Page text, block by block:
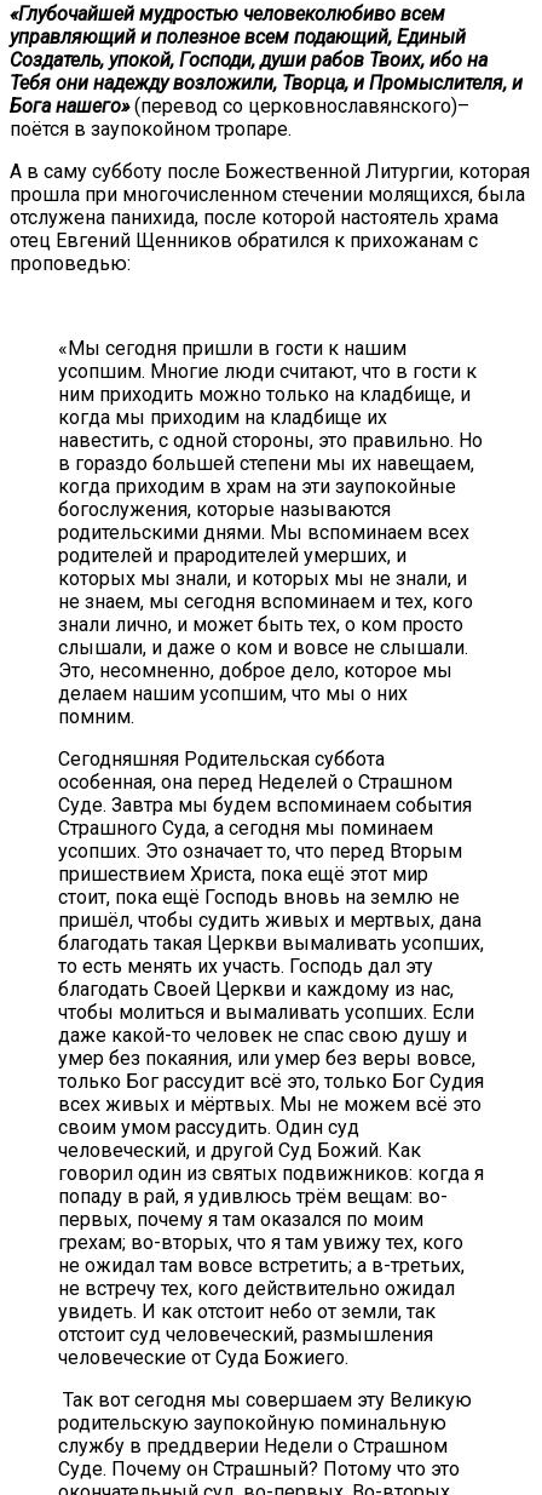
«Глубочайшей мудростью человеколюбиво всем
управляющий и полезное всем подающий, Единый
Создатель, упокой, Господи, души рабов Твоих, ибо на
Тебя они надежду возложили, Творца, и Промыслителя, и
Бога нашего»(перевод со церковнославянского)–
поётся в заупокойном тропаре.
А в саму субботу после Божественной Литургии, которая
прошла при многочисленном стечении молящихся, была
отслужена панихида, после которой настоятель храма
отец Евгений Щенников обратился к прихожанам с
проповедью:
«Мы сегодня пришли в гости к нашим
усопшим. Многие люди считают, что в гости к
ним приходить можно только на кладбище, и
когда мы приходим на кладбище их
навестить, с одной стороны, это правильно. Но
в гораздо большей степени мы их навещаем,
когда приходим в храм на эти заупокойные
богослужения, которые называются
родительскими днями. Мы вспоминаем всех
родителей и прародителей умерших, и
которых мы знали, и которых мы не знали, и
не знаем, мы сегодня вспоминаем и тех, кого
знали лично, и может быть тех, о ком просто
слышали, и даже о ком и вовсе не слышали.
Это, несомненно, доброе дело, которое мы
делаем нашим усопшим, что мы о них
помним.
Сегодняшняя Родительская суббота
особенная, она перед Неделей о Страшном
Суде. Завтра мы будем вспоминаем события
Страшного Суда, а сегодня мы поминаем
усопших. Это означает то, что перед Вторым
пришествием Христа, пока ещё этот мир
стоит, пока ещё Господь вновь на землю не
пришёл, чтобы судить живых и мертвых, дана
благодать такая Церкви вымаливать усопших,
то есть менять их участь. Господь дал эту
благодать Своей Церкви и каждому из нас,
чтобы молиться и вымаливать усопших. Если
даже какой-то человек не спас свою душу и
умер без покаяния, или умер без веры вовсе,
только Бог рассудит всё это, только Бог Судия
всех живых и мёртвых. Мы не можем всё это
своим умом рассудить. Один суд
человеческий, и другой Суд Божий. Как
говорил один из святых подвижников: когда я
попаду в рай, я удивлюсь трём вещам: во-
первых, почему я там оказался по моим
грехам; во-вторых, что я там увижу тех, кого
не ожидал там вовсе встретить; а в-третьих,
не встречу тех, кого действительно ожидал
увидеть. И как отстоит небо от земли, так
отстоит суд человеческий, размышления
человеческие от Суда Божиего.
Так вот сегодня мы совершаем эту Великую
родительскую заупокойную поминальную
службу в преддверии Недели о Страшном
Суде. Почему он Страшный? Потому что это